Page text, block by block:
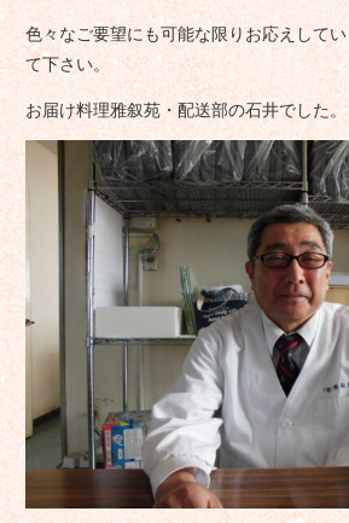
色々なご要望にも可能な限りお応えして
て下さい。
お届け料理雅叙苑・配送部の石井でした。